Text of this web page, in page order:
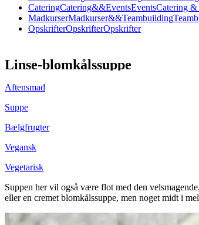
CateringCatering&&EventsEventsCatering &
MadkurserMadkurser&&Teambuilding
OpskrifterOpskrifterOpskrifter
Linse-blomkålssuppe
Aftensmad
Suppe
Bælgfrugter
Vegansk
Vegetarisk
Suppen her vil også være flot med den
eller en cremet blomkålssuppe, men noget midt i